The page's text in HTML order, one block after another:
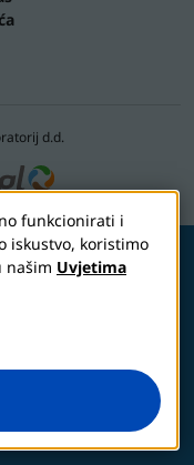
d.d.
uputstvo o
i neželjenim
posavjetujte se
funkcionirati i
iskustvo, koristimo
našim Uvjetima